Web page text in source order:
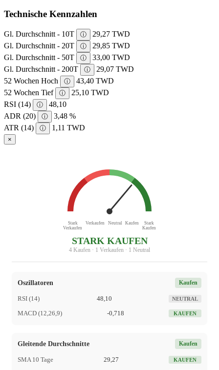
Technische Kennzahlen
Gl. Durchschnitt - 10T ⓘ
29,27 TWD
Gl. Durchschnitt - 20T
ⓘ
29,85 TWD
Gl. Durchschnitt - 50T
ⓘ
33,00 TWD
Gl. Durchschnitt - 200T
ⓘ
29,07 TWD
52 Wochen Hoch
ⓘ
43,40 TWD
52 Wochen Tief
ⓘ
25,10 TWD
RSI (14)
ⓘ
48,10
ADR (20)
ⓘ
3,48 %
ATR (14)
ⓘ 1,11 TWD
×
Stark
Verkaufen
Verkaufen Neutral Kaufen
Stark
Kaufen
STARK KAUFEN
4 Kaufen · 1 Verkaufen · 1 Neutral
Oszillatoren Kaufen
RSI (14) 48,10 NEUTRAL
MACD (12,26,9) -0,718 KAUFEN
Gleitende Durchschnitte Kaufen
SMA 10 Tage 29,27 KAUFEN